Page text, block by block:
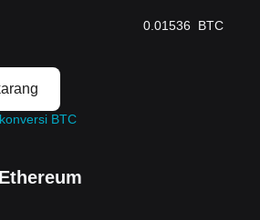
0.01536 BTC
BTC